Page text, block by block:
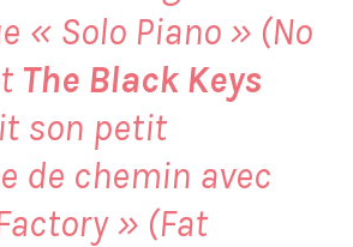
« Solo Piano » (No
The Black Keys
son petit
de chemin avec
» (Fat